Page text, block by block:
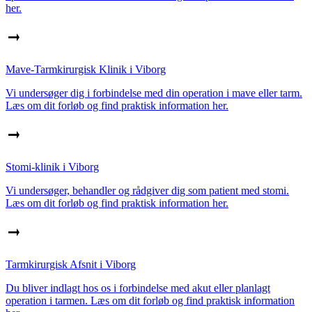
her.
Mave-Tarmkirurgisk Klinik i Viborg
Vi undersøger dig i forbindelse med din operation i mave eller tarm.
Læs om dit forløb og find praktisk information her.
Stomi-klinik i Viborg
Vi undersøger, behandler og rådgiver dig som patient med stomi.
Læs om dit forløb og find praktisk information her.
Tarmkirurgisk Afsnit i Viborg
Du bliver indlagt hos os i forbindelse med akut eller planlagt
operation i tarmen. Læs om dit forløb og find praktisk information